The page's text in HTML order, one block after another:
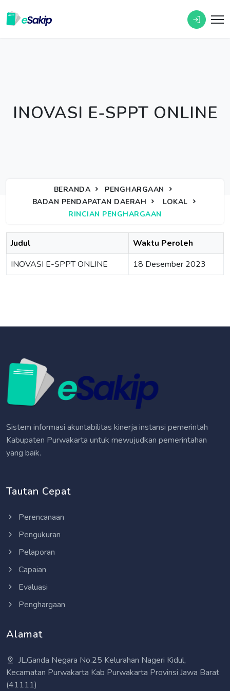
INOVASI E-SPPT ONLINE
BERANDA
PENGHARGAAN
BADAN PENDAPATAN DAERAH
LOKAL
RINCIAN PENGHARGAAN
Judul
Waktu Peroleh
INOVASI E-SPPT ONLINE
18 Desember 2023
Sistem informasi akuntabilitas kinerja instansi pemerintah
Kabupaten Purwakarta untuk mewujudkan pemerintahan
yang baik.
Tautan Cepat
Perencanaan
Pengukuran
Pelaporan
Capaian
Evaluasi
Penghargaan
Alamat
JL.Ganda Negara No.25 Kelurahan Nageri Kidul,
Kecamatan Purwakarta Kab Purwakarta Provinsi Jawa Barat
(41111)